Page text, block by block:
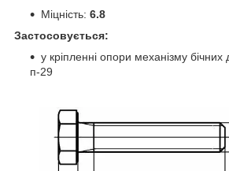
Міцність: 6.8
Застосовується:
у кріпленні опори механізму
п-29